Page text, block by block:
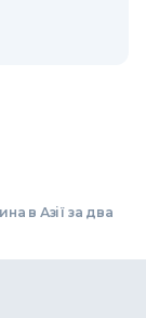
в Азії за два